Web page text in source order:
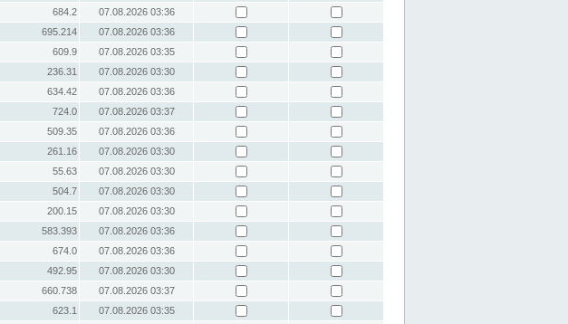
684.2
07.08.2026 03:36
695.214
07.08.2026 03:36
609.9
07.08.2026 03:35
236.31
07.08.2026 03:30
634.42
07.08.2026 03:36
724.0
07.08.2026 03:37
509.35
07.08.2026 03:36
261.16
07.08.2026 03:30
55.63
07.08.2026 03:30
504.7
07.08.2026 03:30
200.15
07.08.2026 03:30
583.393
07.08.2026 03:36
674.0
07.08.2026 03:36
492.95
07.08.2026 03:30
660.738
07.08.2026 03:37
623.1
07.08.2026 03:35